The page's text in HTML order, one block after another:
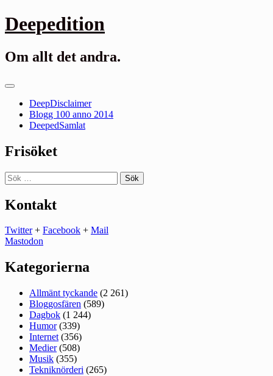
Gå
till
Deepedition
Om allt det andra.
Primär
DeepDisclaimer
Blogg 100 anno 2014
DeepedSamlat
Frisöket
Sök
efter:
Kontakt
Twitter+ Facebook + Mail
Mastodon
Kategorierna
Allmänt tyckande (2 261)
Bloggosfären (589)
Dagbok (1 244)
Humor(339)
Internet (356)
Medier(508)
Musik (355)
Tekniknörderi (265)